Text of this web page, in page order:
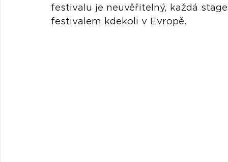
festivalu je neuvěřitelný, každá
festivalem kdekoli v Evropě.